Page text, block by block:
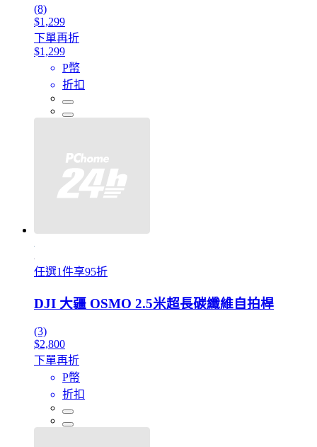
(8)
$1,299
下單再折
$1,299
P幣
折扣
任選1件享95折
DJI 大疆 OSMO 2.5米超長碳纖維自拍桿
(3)
$2,800
下單再折
P幣
折扣